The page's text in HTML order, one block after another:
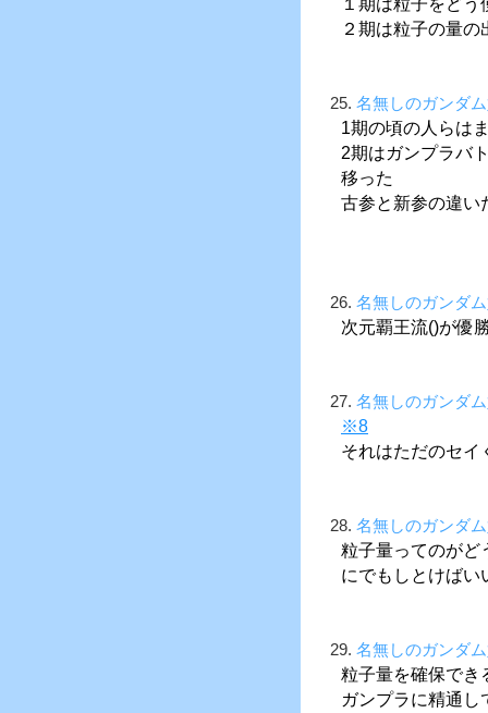
２期は粒子の量
25. 名無しのガンダ
1期の頃の人らは
2期はガンプラバ
移った
古参と新参の違い
26. 名無しのガンダ
次元覇王流()が優
27. 名無しのガンダ
※8
それはただのセイ
28. 名無しのガンダ
粒子量ってのがど
にでもしとけばい
29. 名無しのガンダ
粒子量を確保でき
ガンプラに精通し